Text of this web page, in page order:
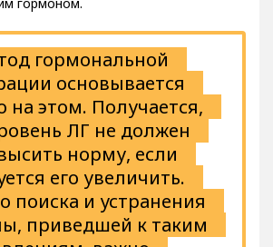
гормональной
основывается
этом. Получается,
ЛГ не должен
норму, если
его увеличить.
поиска и устранения
приведшей к таким
важно